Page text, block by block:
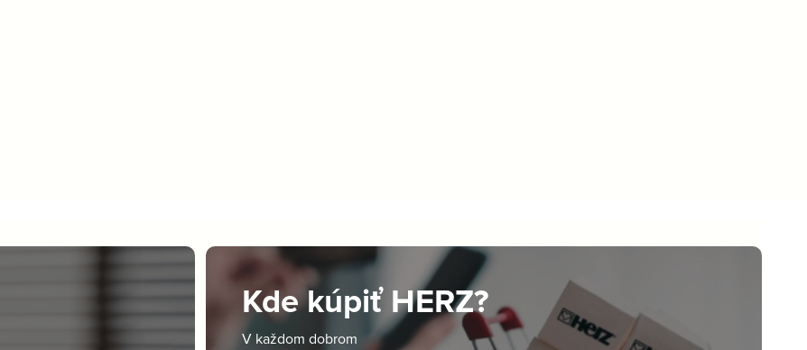
Kde kúpiť HERZ?
V každom dobrom